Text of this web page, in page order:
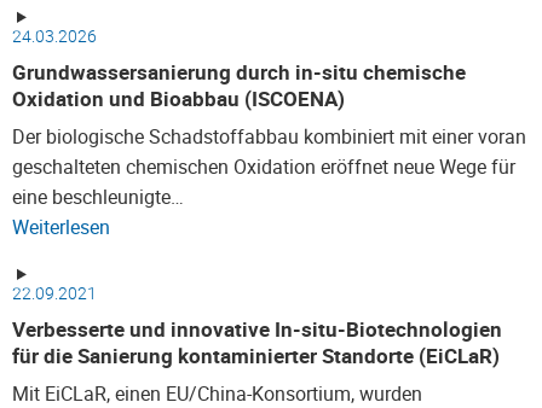
24.03.2026
Grundwassersanierung durch in-situ chemische
Oxidation und Bioabbau (ISCOENA)
Der biologische Schadstoffabbau kombiniert mit einer voran
geschalteten chemischen Oxidation eröffnet neue Wege für
eine beschleunigte…
Weiterlesen
22.09.2021
Verbesserte und innovative In-situ-Biotechnologien
für die Sanierung kontaminierter Standorte (EiCLaR)
Mit EiCLaR, einen EU/China-Konsortium, wurden